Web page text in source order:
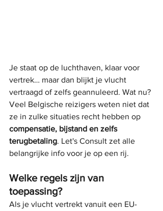
Je staat op de luchthaven, klaar voor
vertrek… maar dan blijkt je vlucht
vertraagd of zelfs geannuleerd. Wat nu?
Veel Belgische reizigers weten niet dat
ze in zulke situaties recht hebben op
compensatie, bijstand en zelfs
terugbetaling. Let's Consult zet alle
belangrijke info voor je op een rij.
Welke regels zijn van
toepassing?
Als je vlucht vertrekt vanuit een EU-